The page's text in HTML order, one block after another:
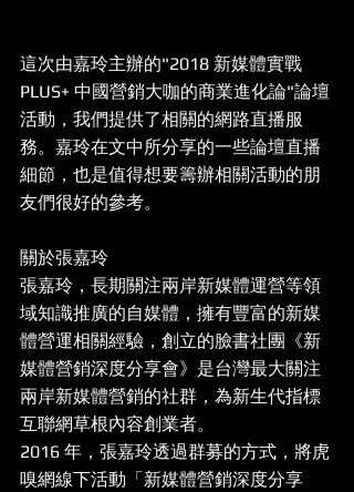
這次由嘉玲主辦的"2018 新媒體實戰
PLUS+ 中國營銷大咖的商業進化論"論壇
活動，我們提供了相關的網路直播服
務。嘉玲在文中所分享的一些論壇直播
細節，也是值得想要籌辦相關活動的朋
友們很好的參考。
關於張嘉玲
張嘉玲，長期關注兩岸新媒體運營等領
域知識推廣的自媒體，擁有豐富的新媒
體營運相關經驗，創立的臉書社團《新
媒體營銷深度分享會》是台灣最大關注
兩岸新媒體營銷的社群，為新生代指標
互聯網草根內容創業者。
2016 年，張嘉玲透過群募的方式，將虎
嗅網線下活動「新媒體營銷深度分享